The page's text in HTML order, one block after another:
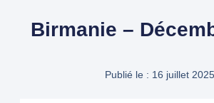
Birmanie –
Publié le : 16 juillet 2025